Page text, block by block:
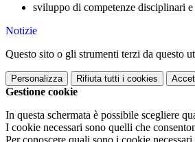
sviluppo di competenze disciplinari e
Notizie
Questo sito o gli strumenti terzi da questo
Personalizza Rifiuta tutti i cookies
Gestione cookie
In questa schermata è possibile scegliere
I cookie necessari sono quelli che
Per conoscere quali sono i cookie